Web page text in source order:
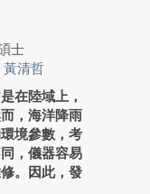
士
黃清哲
在陸域上，
，海洋降雨
境參數，考
，儀器容易
。因此，發